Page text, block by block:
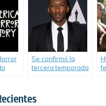
Se confirmó la
tercera temporada